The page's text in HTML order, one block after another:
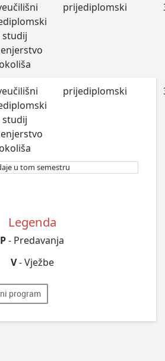
studij
okoliša
prijediplomski
studij
okoliša
prijediplomski
u tom semestru
Legenda
P- Predavanja
V- Vježbe
program